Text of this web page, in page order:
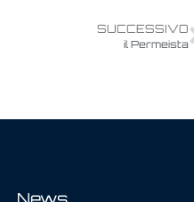
SUCCESSIVO
il Permeista